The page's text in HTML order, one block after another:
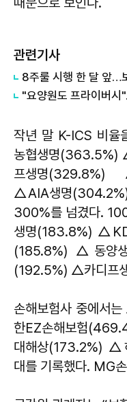
관련기사
8주룰 시행 한 달 앞…
"요양원도 프라이버
작년 말 K-ICS 비율
농협생명
프생명(329.8%)
△AIA생명
300%를 넘겼다.
생명(183.8%)
(185.8%) △동양
(192.5%) △카디프
손해보험사 중에서
한EZ손해보험
대해상(173.2%) △
대를 기록했다. MG